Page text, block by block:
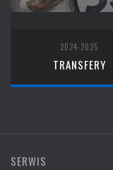
2024-2025
TRANSFERY
SERWIS